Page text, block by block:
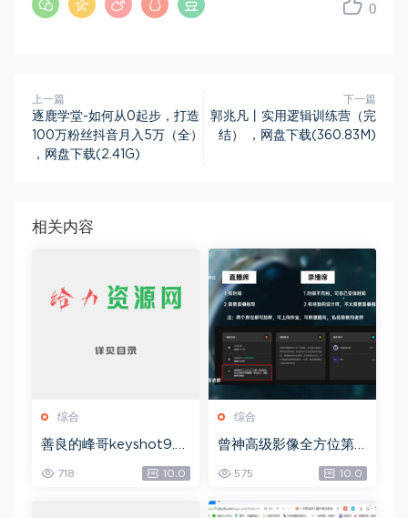
0
上一篇
逐鹿学堂-如何从0起步，打造
100万粉丝抖音月入5万（全）
，网盘下载(2.41G)
下一篇
郭兆凡丨实用逻辑训练营（完
结） ，网盘下载(360.83M)
相关内容
综合
善良的峰哥keyshot9.0
自学宝典，网盘下载(2.3
6G)
718 10.0
综合
曾神高级影像全方位第
四期，网盘下载(49.08
G)
575 10.0